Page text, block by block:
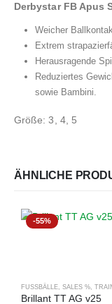
Derbystar FB Apus
Weicher
Extrem
Herausragende
Reduziertes
sowie Bambini.
Größe: 3, 4, 5
ÄHNLICHE
-55%
FUSSBÄLLE , SALES %,
Brillant TT AG v25